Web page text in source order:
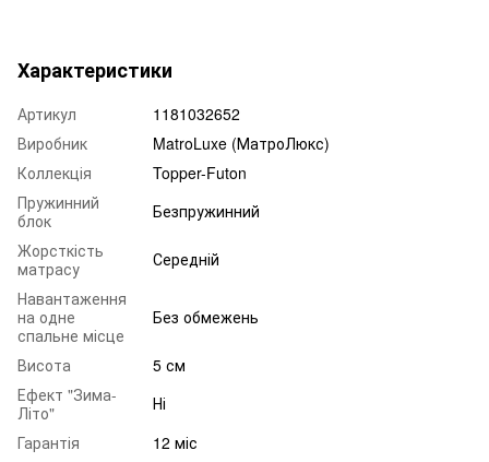
Характеристики
Артикул
1181032652
Виробник
MatroLuxe (МатроЛюкс)
Коллекція
Topper-Futon
Пружинний
блок
Безпружинний
Жорсткість
матрасу
Середній
Навантаження
на одне
спальне місце
Без обмежень
Висота
5 см
Ефект "Зима-
Літо"
Ні
Гарантія
12 міс